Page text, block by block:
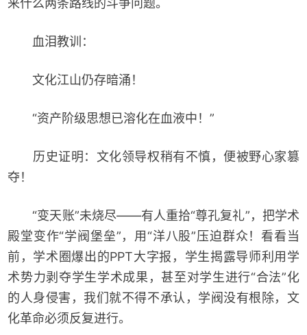
来什么两条路线的斗争问题。
血泪教训：
文化江山仍存暗涌！
“资产阶级思想已溶化在血液中！”
历史证明：文化领导权稍有不慎，便被野心家篡
夺！
“变天账”未烧尽——有人重拾“尊孔复礼”，把学术
殿堂变作“学阀堡垒”，用“洋八股”压迫群众！看看当
前，学术圈爆出的PPT大字报，学生揭露导师利用学
术势力剥夺学生学术成果，甚至对学生进行“合法”化
的人身侵害，我们就不得不承认，学阀没有根除，文
化革命必须反复进行。